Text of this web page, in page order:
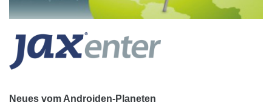
Neues vom Androiden-Planeten